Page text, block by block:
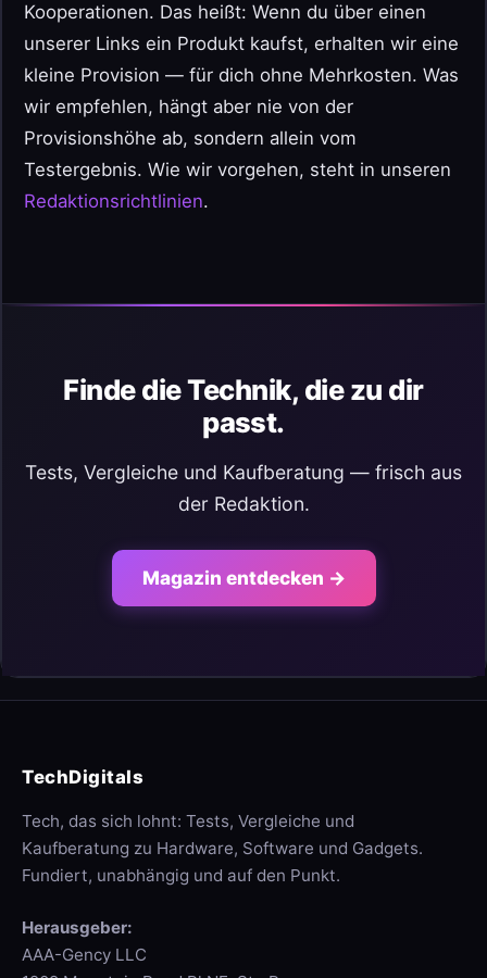
Kooperationen. Das heißt: Wenn du über einen
unserer Links ein Produkt kaufst, erhalten wir eine
kleine Provision — für dich ohne Mehrkosten. Was
wir empfehlen, hängt aber nie von der
Provisionshöhe ab, sondern allein vom
Testergebnis. Wie wir vorgehen, steht in unseren
Redaktionsrichtlinien.
Finde die Technik, die zu dir
passt.
Tests, Vergleiche und Kaufberatung — frisch aus
der Redaktion.
Magazin entdecken →
TechDigitals
Tech, das sich lohnt: Tests, Vergleiche und
Kaufberatung zu Hardware, Software und Gadgets.
Fundiert, unabhängig und auf den Punkt.
Herausgeber:
AAA-Gency LLC